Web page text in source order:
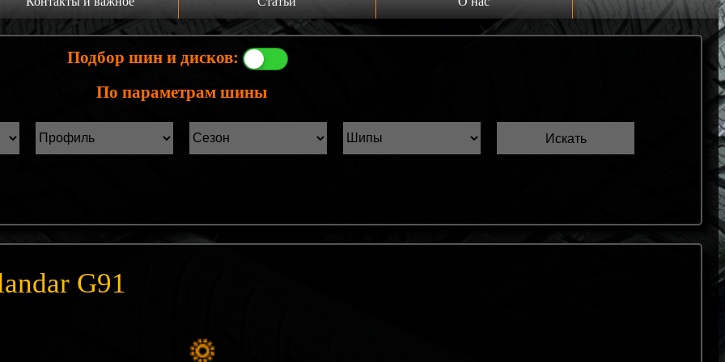
главную Производители шин
Статьи Лист1
Статьи Лист2
Выкуп шин Б/У
Подбор шин и дисков:
По параметрам шины
G91